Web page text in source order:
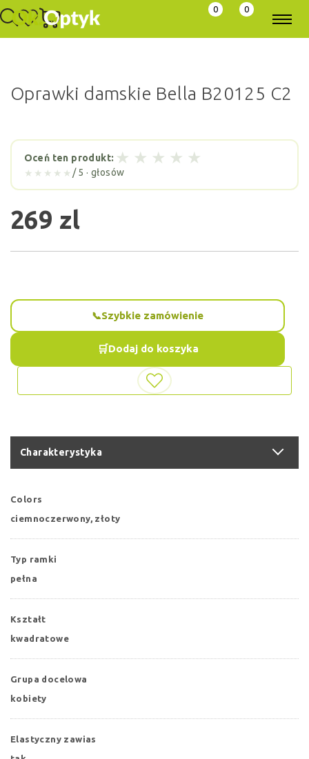
0 0
Oprawki damskie Bella B20125 C2
Oceń ten produkt: ★ ★ ★ ★ ★
★★★★★ / 5 · głosów
269 zl
Szybkie zamówienie
Dodaj do koszyka
Charakterystyka
Colors
ciemnoczerwony, złoty
Typ ramki
pełna
Kształt
kwadratowe
Grupa docelowa
kobiety
Elastyczny zawias